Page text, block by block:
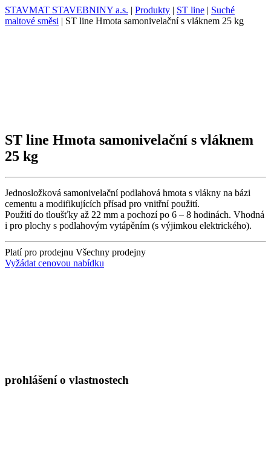
STAVMAT STAVEBNINY a.s. | Produkty | ST line | Suché
maltové směsi | ST line Hmota samonivelační s vláknem 25 kg
ST line Hmota samonivelační s vláknem
25 kg
Jednosložková samonivelační podlahová hmota s vlákny na bázi
cementu a modifikujících přísad pro vnitřní použití.
Použití do tloušťky až 22 mm a pochozí po 6 – 8 hodinách. Vhodná
i pro plochy s podlahovým vytápěním (s výjimkou elektrického).
Platí pro prodejnu Všechny prodejny
Vyžádat cenovou nabídku
prohlášení o vlastnostech